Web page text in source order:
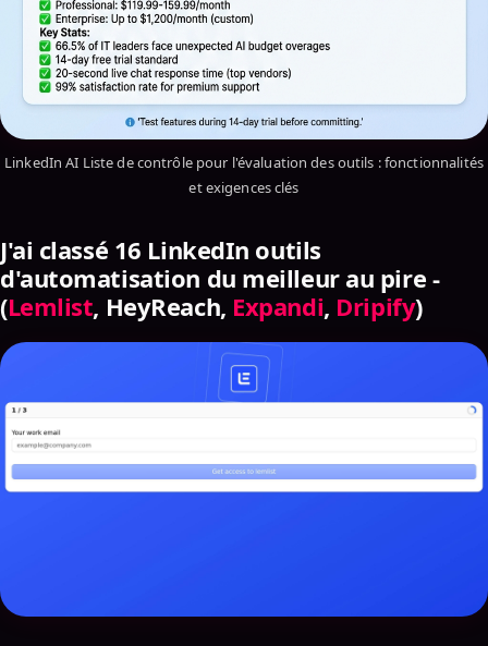
LinkedIn AI Liste de contrôle pour l'évaluation des outils : fonctionnalités
et exigences clés
J'ai classé 16 LinkedIn outils
d'automatisation du meilleur au pire -
(Lemlist, HeyReach, Expandi, Dripify)